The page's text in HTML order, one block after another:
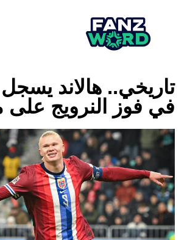
في فوز النرويج على